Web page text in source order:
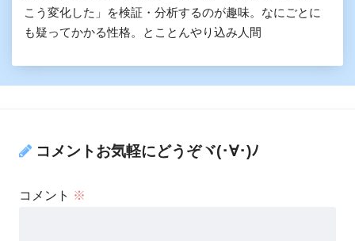
こう変化した」を検証・分析するのが趣味。なにごとに
も疑ってかかる性格。とことんやり込み人間
コメントお気軽にどうぞヾ(･∀･)ﾉ
コメント ※